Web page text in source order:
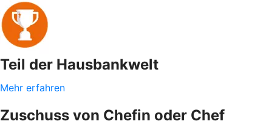
Teil der Hausbankwelt
Mehr erfahren
Zuschuss von Chefin oder Chef